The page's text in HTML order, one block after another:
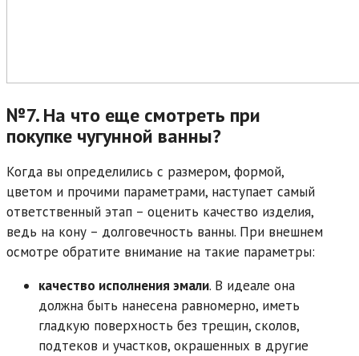
№7. На что еще смотреть при
покупке чугунной ванны?
Когда вы определились с размером, формой,
цветом и прочими параметрами, наступает самый
ответственный этап – оценить качество изделия,
ведь на кону – долговечность ванны. При внешнем
осмотре обратите внимание на такие параметры:
качество исполнения эмали. В идеале она
должна быть нанесена равномерно, иметь
гладкую поверхность без трещин, сколов,
подтеков и участков, окрашенных в другие